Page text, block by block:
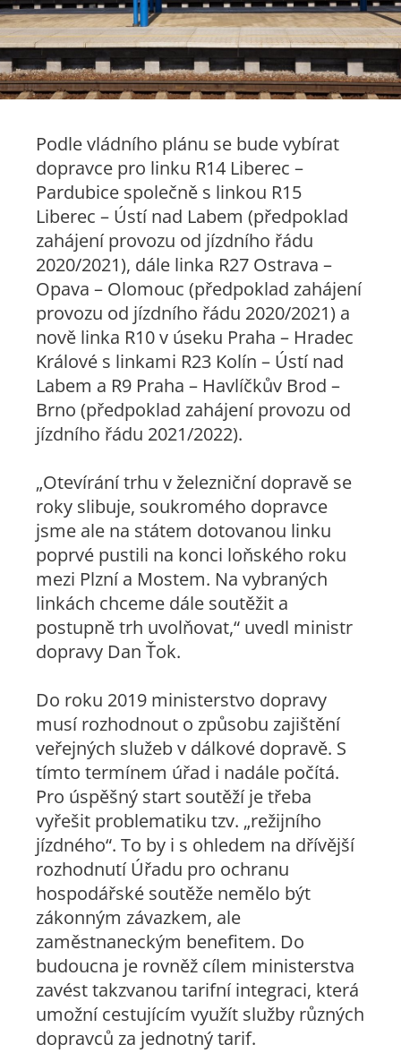
Podle vládního plánu se bude vybírat
dopravce pro linku R14 Liberec –
Pardubice společně s linkou R15
Liberec – Ústí nad Labem (předpoklad
zahájení provozu od jízdního řádu
2020/2021), dále linka R27 Ostrava –
Opava – Olomouc (předpoklad zahájení
provozu od jízdního řádu 2020/2021) a
nově linka R10 v úseku Praha – Hradec
Králové s linkami R23 Kolín – Ústí nad
Labem a R9 Praha – Havlíčkův Brod –
Brno (předpoklad zahájení provozu od
jízdního řádu 2021/2022).
„Otevírání trhu v železniční dopravě se
roky slibuje, soukromého dopravce
jsme ale na státem dotovanou linku
poprvé pustili na konci loňského roku
mezi Plzní a Mostem. Na vybraných
linkách chceme dále soutěžit a
postupně trh uvolňovat,“ uvedl ministr
dopravy Dan Ťok.
Do roku 2019 ministerstvo dopravy
musí rozhodnout o způsobu zajištění
veřejných služeb v dálkové dopravě. S
tímto termínem úřad i nadále počítá.
Pro úspěšný start soutěží je třeba
vyřešit problematiku tzv. „režijního
jízdného“. To by i s ohledem na dřívější
rozhodnutí Úřadu pro ochranu
hospodářské soutěže nemělo být
zákonným závazkem, ale
zaměstnaneckým benefitem. Do
budoucna je rovněž cílem ministerstva
zavést takzvanou tarifní integraci, která
umožní cestujícím využít služby různých
dopravců za jednotný tarif.